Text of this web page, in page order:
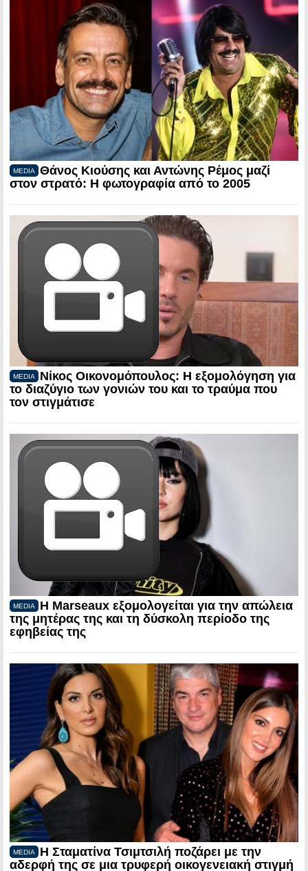
MEDIA
Θάνος Κιούσης και Αντώνης Ρέμος μαζί
στον στρατό: Η φωτογραφία από το 2005
MEDIA
Νίκος Οικονομόπουλος: Η εξομολόγηση για
το διαζύγιο των γονιών του και το τραύμα που
τον στιγμάτισε
MEDIA
Η Marseaux εξομολογείται για την απώλεια
της μητέρας της και τη δύσκολη περίοδο της
εφηβείας της
MEDIA
Η Σταματίνα Τσιμτσιλή ποζάρει με την
αδερφή της σε μια τρυφερή οικογενειακή στιγμή